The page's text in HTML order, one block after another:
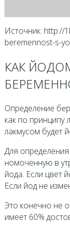
Источник: http://
beremennost-s-
КАК
Определение
как по принципу
лакмусом будет
Для
номоченную в
йода. Если цвет
Если йод не
Это конечно не
имеет 60%